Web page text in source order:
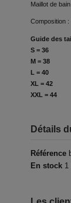
Maillot de
Composition
Guide des
S = 36
M = 38
L = 40
XL = 42
XXL = 44
Détails
Référence
En stock 1